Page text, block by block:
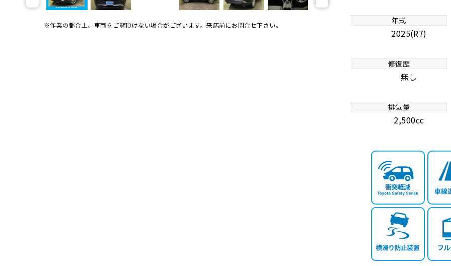
※作業の都合上、車両をご覧頂けない場合がございます。来店前にお問合せ下さい。 年式
2025(R7)
修復歴
無し
排気量
2,500cc